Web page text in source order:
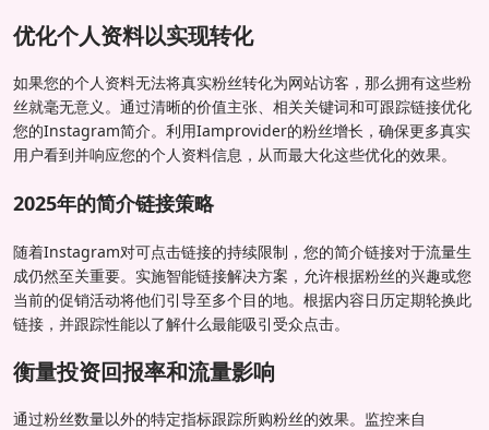
优化个人资料以实现转化
如果您的个人资料无法将真实粉丝转化为网站访客，那么拥有这些粉
丝就毫无意义。通过清晰的价值主张、相关关键词和可跟踪链接优化
您的Instagram简介。利用Iamprovider的粉丝增长，确保更多真实
用户看到并响应您的个人资料信息，从而最大化这些优化的效果。
2025年的简介链接策略
随着Instagram对可点击链接的持续限制，您的简介链接对于流量生
成仍然至关重要。实施智能链接解决方案，允许根据粉丝的兴趣或您
当前的促销活动将他们引导至多个目的地。根据内容日历定期轮换此
链接，并跟踪性能以了解什么最能吸引受众点击。
衡量投资回报率和流量影响
通过粉丝数量以外的特定指标跟踪所购粉丝的效果。监控来自